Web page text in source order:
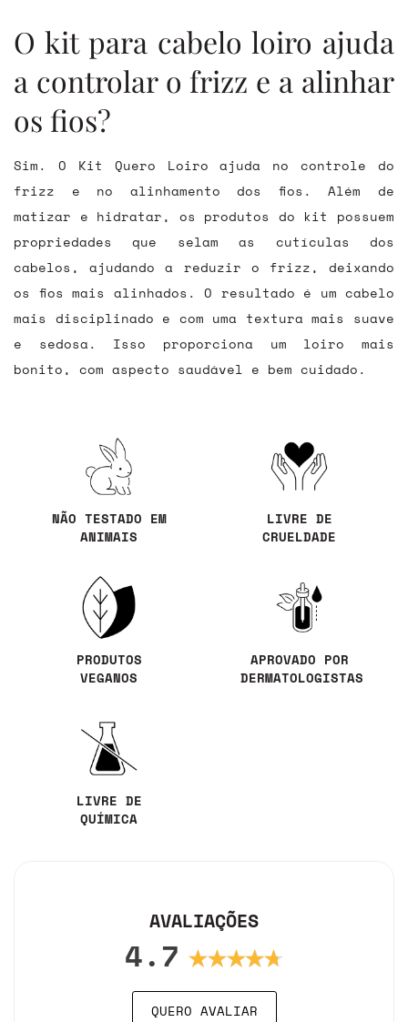
NÃO TESTADO EM
ANIMAIS
LIVRE DE
CRUELDADE
PRODUTOS
VEGANOS
APROVADO POR
DERMATOLOGISTAS
LIVRE DE
QUÍMICA
O kit para cabelo loiro ajuda
a controlar o frizz e a alinhar
os fios?
Sim. O Kit Quero Loiro ajuda no controle do
frizz e no alinhamento dos fios. Além de
matizar e hidratar, os produtos do kit possuem
propriedades que selam as cutículas dos
cabelos, ajudando a reduzir o frizz, deixando
os fios mais alinhados. O resultado é um cabelo
mais disciplinado e com uma textura mais suave
e sedosa. Isso proporciona um loiro mais
bonito, com aspecto saudável e bem cuidado.
AVALIAÇÕES
4.7
QUERO AVALIAR